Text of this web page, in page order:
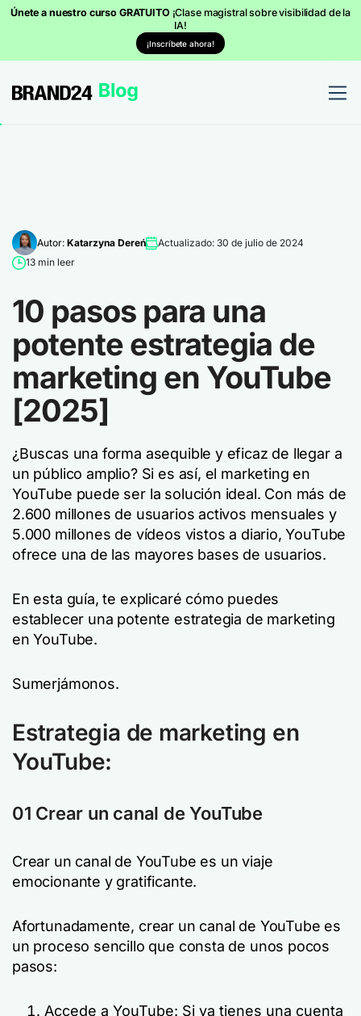
Únete a nuestro curso GRATUITO ¡Clase magistral sobre visibilidad de la
IA!
¡Inscríbete ahora!
Autor: Katarzyna Dereń
Actualizado: 30 de julio de 2024
13 min leer
10 pasos para una
potente estrategia de
marketing en YouTube
[2025]
¿Buscas una forma asequible y eficaz de llegar a
un público amplio? Si es así, el marketing en
YouTube puede ser la solución ideal. Con más de
2.600 millones de usuarios activos mensuales y
5.000 millones de vídeos vistos a diario, YouTube
ofrece una de las mayores bases de usuarios.
En esta guía, te explicaré cómo puedes
establecer una potente estrategia de marketing
en YouTube.
Sumerjámonos.
Estrategia de marketing en
YouTube:
01 Crear un canal de YouTube
Crear un canal de YouTube es un viaje
emocionante y gratificante.
Afortunadamente, crear un canal de YouTube es
un proceso sencillo que consta de unos pocos
pasos:
Accede a YouTube: Si ya tienes una cuenta